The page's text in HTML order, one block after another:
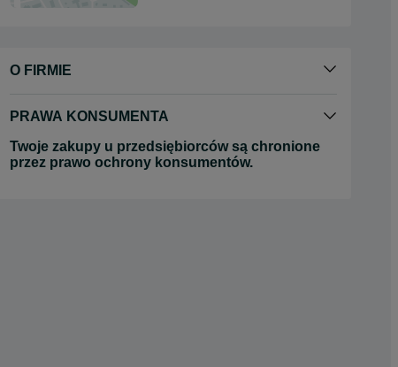
O FIRMIE
PRAWA KONSUMENTA
Twoje zakupy u przedsiębiorców są chronione
przez prawo ochrony konsumentów.